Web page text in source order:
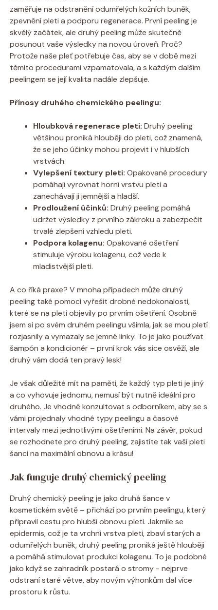
zaměřuje ⁢na odstranění odumřelých kožních buněk,
zpevnění ⁤pleti a podporu regenerace. První peeling je
skvělý začátek, ale druhý peeling může skutečně
posunout vaše⁢ výsledky ​na novou ⁣úroveň. Proč?
Protože naše pleť potřebuje čas, aby se v době mezi
těmito procedurami vzpamatovala, a s každým dalším‌
peelingem se její kvalita‍ nadále zlepšuje.
Přínosy druhého chemického peelingu:
Hloubková regenerace pleti: Druhý ⁤peeling
většinou proniká hlouběji do pleti,⁣ což znamená,
že se jeho účinky ⁤mohou projevit i v hlubších
vrstvách.
Vylepšení textury pleti: Opakované procedury
pomáhají vyrovnat horní vrstvu pleti‍ a
zanechávají ji ⁤jemnější⁤ a hladší.
Prodloužení účinků: Druhý‍ peeling pomáhá
udržet výsledky z prvního​ zákroku a zabezpečit
trvalé zlepšení ‌vzhledu pleti.
Podpora kolagenu: Opakované ošetření
stimuluje výrobu kolagenu, což vede k
mladistvější pleti.
A co říká praxe? V mnoha případech ​může druhý
peeling také pomoci vyřešit ​drobné ​nedokonalosti,
⁢které se na pleti objevily po prvním ošetření. Osobně
jsem si po svém druhém peelingu všimla, jak‍ se ‍mou pletí
rozjasnily a vymazaly se jemné linky. ​To je jako používat
šampón ⁤a kondicionér‍ – první krok vás sice osvěží, ale
‌druhý vám dodá ten pravý lesk!
Je však důležité mít​ na paměti, že každý typ pleti je jiný
a co vyhovuje jednomu, nemusí ‌být nutně ideální pro‌
druhého. Je vhodné ‌konzultovat s odborníkem, aby se s
vámi projednaly ‍vhodné typy peelingu ⁣a časové
intervaly mezi jednotlivými⁤ ošetřeními. Na závěr, pokud
se⁤ rozhodnete pro druhý​ peeling, zajistíte tak vaší pleti
šanci na maximální obnovu a krásu!
Jak⁢ funguje druhý chemický peeling
Druhý chemický peeling je jako druhá šance v
kosmetickém světě – přichází po prvním peelingu, který
připravil cestu ‌pro hlubší obnovu pleti. Jakmile ‌se
epidermis, což je ta ⁣vrchní vrstva pleti, zbaví⁢ starých a
odumřelých ‌buněk, druhý peeling ⁢proniká ‌ještě hlouběji
⁢a pomáhá⁢ stimulovat produkci kolagenu. To je ​podobné
⁢jako když ​se zahradník​ postará o stromy ‌- nejprve
odstraní⁢ staré větve, aby novým výhonkům dal⁢ více
⁣prostoru k růstu.